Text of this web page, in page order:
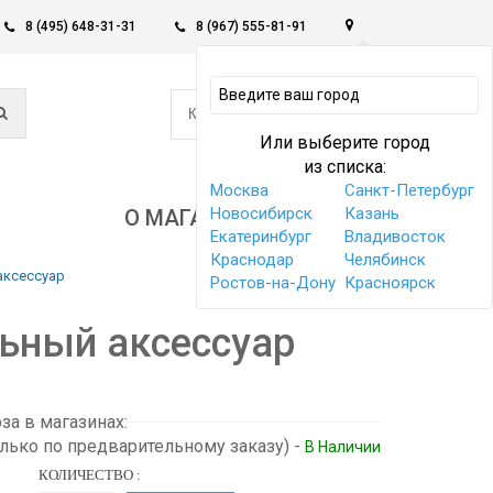
8 (495) 648-31-31 8 (967) 555-81-91
Или выберите город
из списка:
Москва
Санкт-Петербург
Новосибирск
Казань
Екатеринбург
Владивосток
Краснодар
Челябинск
Ростов-на-Дону Красноярск
КОРЗИНА -
0
О МАГАЗИНЕ
аксессуар
в магазинах:
по предварительному заказу) - В Наличии
КОЛИЧЕСТВО :